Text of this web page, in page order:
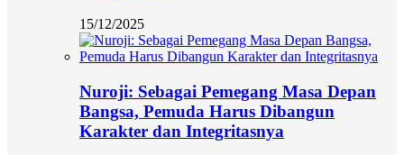
15/12/2025
Nuroji: Sebagai Pemegang Masa Depan
Bangsa, Pemuda Harus Dibangun
Karakter dan Integritasnya